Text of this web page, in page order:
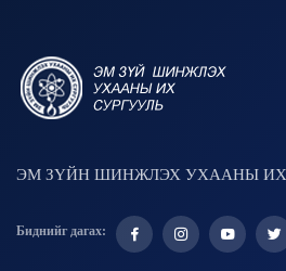
ЭМ ЗҮЙН ШИНЖЛЭХ УХААНЫ ИХ
Биднийг дагах: